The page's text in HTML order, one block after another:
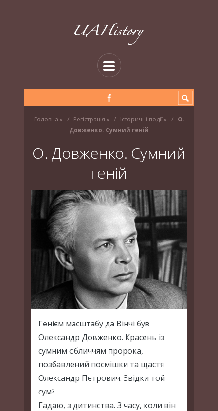
Головна » Регістрація » Історичні події»
О.
Довженко. Сумний геній
О. Довженко. Сумний
геній
Генієм масштабу да Вінчі був
Олександр Довженко. Красень із
сумним обличчям пророка,
позбавлений посмішки та щастя
Олександр Петрович. Звідки той
сум?
Гадаю, з дитинства. З часу, коли він